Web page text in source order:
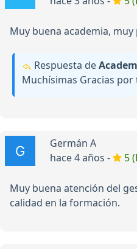
Muy buena academia,
Respuesta de
Muchísimas Gracias por
Germán A
hace 4 años -
5
Muy buena atención del
calidad en la formación.